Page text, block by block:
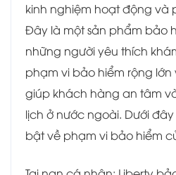
kinh nghiệm hoạt động và
Đây là một sản phẩm bảo
những người yêu thích
phạm vi bảo hiểm rộng
giúp khách hàng an tâm
lịch ở nước ngoài. Dưới
bật về phạm vi bảo hiểm